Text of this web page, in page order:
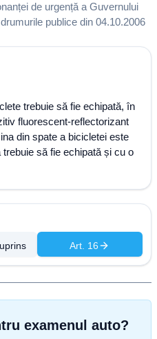
de urgență a Guvernului
publice din 04.10.2006
trebuie să fie echipată, în
fluorescent-reflectorizant
din spate a bicicletei este
să fie echipată și cu o
Art. 16
examenul auto?